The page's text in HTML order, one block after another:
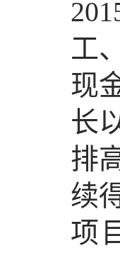
工
现
长
排
续
项